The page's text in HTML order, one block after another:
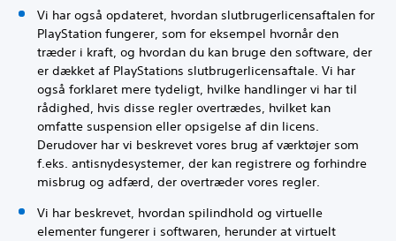
Vi har også opdateret, hvordan slutbrugerlicensaftalen for
PlayStation fungerer, som for eksempel hvornår den
træder i kraft, og hvordan du kan bruge den software, der
er dækket af PlayStations slutbrugerlicensaftale. Vi har
også forklaret mere tydeligt, hvilke handlinger vi har til
rådighed, hvis disse regler overtrædes, hvilket kan
omfatte suspension eller opsigelse af din licens.
Derudover har vi beskrevet vores brug af værktøjer som
f.eks. antisnydesystemer, der kan registrere og forhindre
misbrug og adfærd, der overtræder vores regler.
Vi har beskrevet, hvordan spilindhold og virtuelle
elementer fungerer i softwaren, herunder at virtuelt